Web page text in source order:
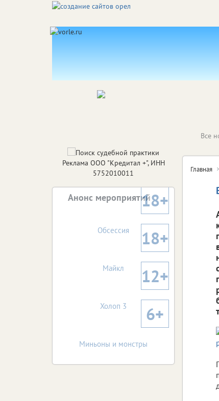
Все
Главная
Реклама ООО "Кредитал +", ИНН
5752010011
Анонс мероприятий18+
Обсессия 18+
Майкл 12+
Холоп 3 6+
Миньоны и монстры